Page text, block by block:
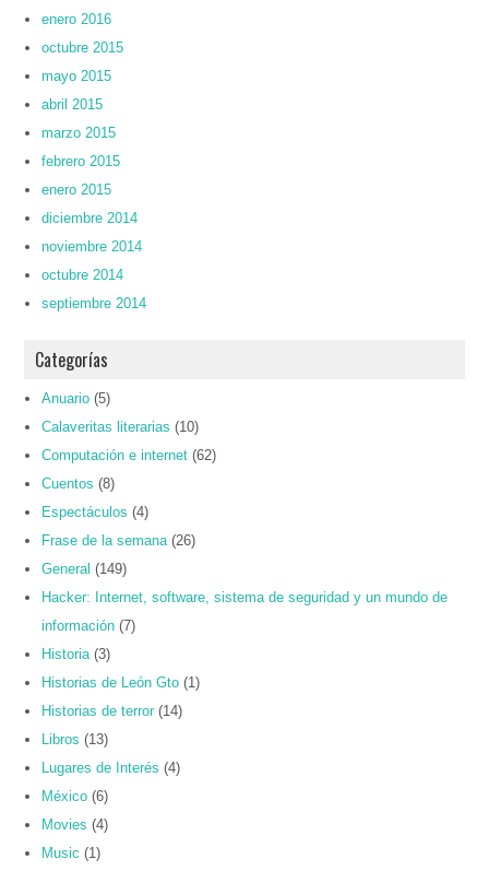
enero 2016
octubre 2015
mayo 2015
abril 2015
marzo 2015
febrero 2015
enero 2015
diciembre 2014
noviembre 2014
octubre 2014
septiembre 2014
Categorías
Anuario (5)
Calaveritas literarias (10)
Computación e internet (62)
Cuentos (8)
Espectáculos (4)
Frase de la semana (26)
General (149)
Hacker: Internet, software, sistema de seguridad y un mundo de
información (7)
Historia (3)
Historias de León Gto (1)
Historias de terror (14)
Libros (13)
Lugares de Interés (4)
México (6)
Movies (4)
Music (1)